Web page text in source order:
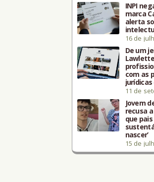
INPI
marca
alerta
16 de
De um
com as
11 de
Jovem
recusa
que
nascer’
15 de